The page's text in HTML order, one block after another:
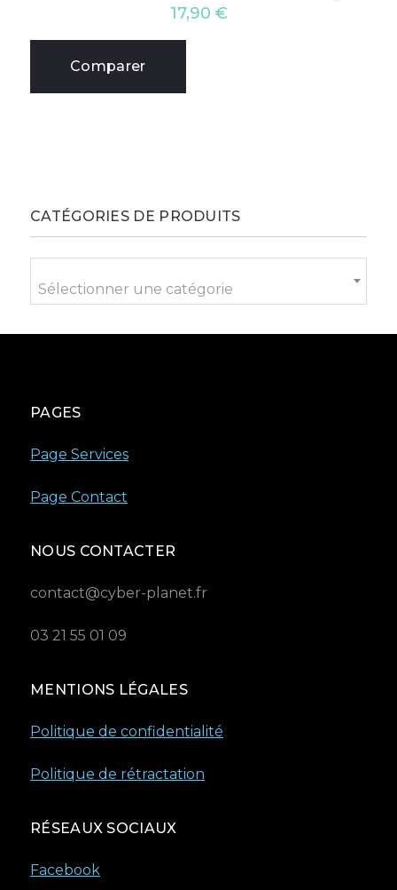
17,90 €
Comparer
CATÉGORIES DE PRODUITS
Sélectionner une catégorie
PAGES
Page Services
Page Contact
NOUS CONTACTER
contact@cyber-planet.fr
03 21 55 01 09
MENTIONS LÉGALES
Politique de confidentialité
Politique de rétractation
RÉSEAUX SOCIAUX
Facebook